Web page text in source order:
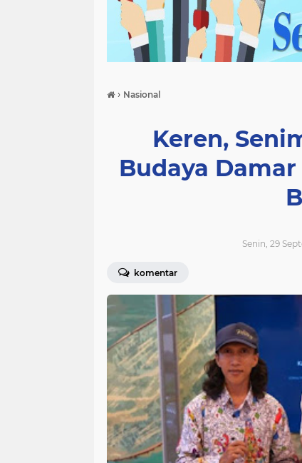
› Nasional
Keren,
Budaya
Senin, 29
komentar